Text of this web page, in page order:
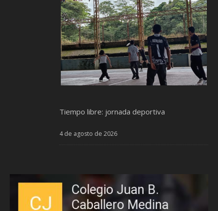
Tiempo libre: jornada deportiva
4 de agosto de 2026